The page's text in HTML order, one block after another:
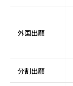
外国出願
分割出願